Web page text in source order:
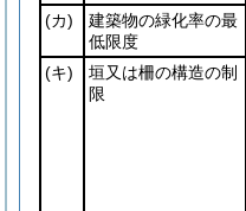
(カ)
建築物の緑化率の最
低限度
(キ)
垣又は柵の構造の制
限